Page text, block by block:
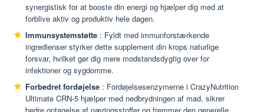
synergistisk for at booste din energi og hjælper dig med at
forblive aktiv og produktiv hele dagen.
Immunsystemstøtte : Fyldt med immunforstærkende
ingredienser styrker dette supplement din krops naturlige
forsvar, hvilket gør dig mere modstandsdygtig over for
infektioner og sygdomme.
Forbedret fordøjelse : Fordøjelsesenzymerne i CrazyNutrition
Ultimate CRN-5 hjælper med nedbrydningen af ​​mad, sikrer